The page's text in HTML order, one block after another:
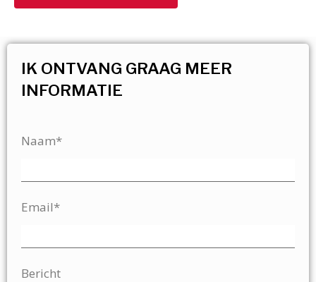
IK ONTVANG GRAAG MEER
INFORMATIE
Naam*
Email*
Bericht